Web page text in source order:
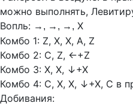
можно выполнять,
Вопль: →, →, →, Х
Комбо 1: Z, Х, Х, А, Z
Комбо 2: С, Z, ←+Z
Комбо 3: Х, Х, ↓+Х
Комбо 4: С, Х, Х, ↓+Х, С в
Добивания: